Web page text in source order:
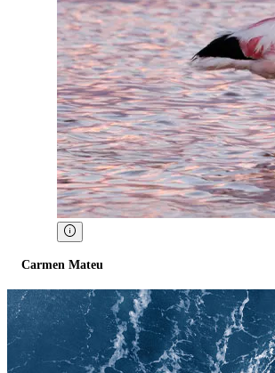
Carmen Mateu